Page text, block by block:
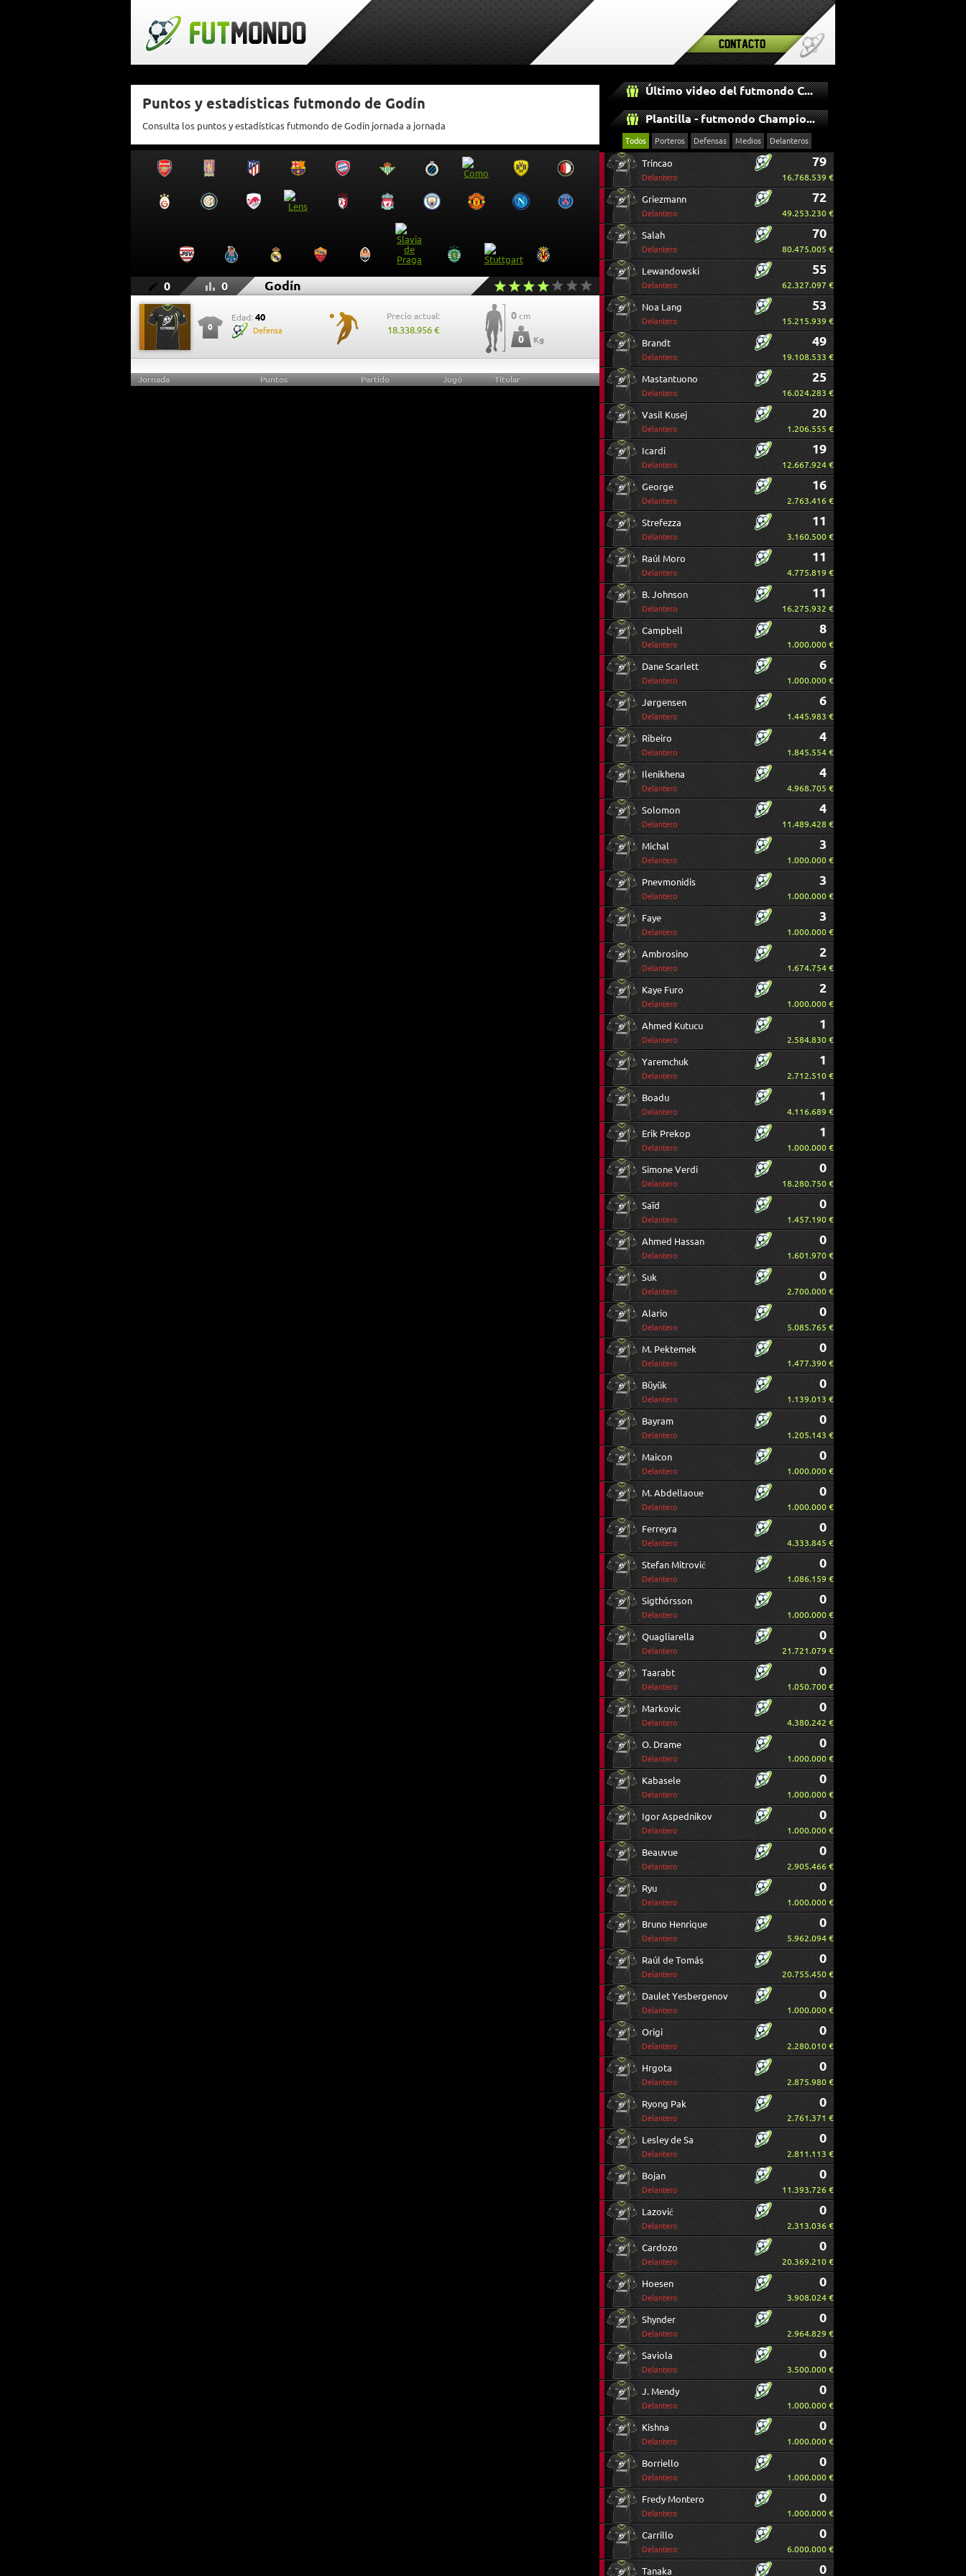
Contacto
Puntos y estadísticas futmondo de Godín
Consulta los puntos y estadísticas futmondo de Godín jornada a jornada
0 0 Godín
0
Edad: 40
Defensa
Precio actual:
18.338.956 €
0 cm
0 Kg
Jornada Puntos Partido Jugó Titular
Último video del futmondo Champions
Plantilla - futmondo Champions
Todos Porteros Defensas Medios Delanteros
Trincao
Delantero
79
16.768.539 €
Griezmann
Delantero
72
49.253.230 €
Salah
Delantero
70
80.475.005 €
Lewandowski
Delantero
55
62.327.097 €
Noa Lang
Delantero
53
15.215.939 €
Brandt
Delantero
49
19.108.533 €
Mastantuono
Delantero
25
16.024.283 €
Vasil Kusej
Delantero
20
1.206.555 €
Icardi
Delantero
19
12.667.924 €
George
Delantero
16
2.763.416 €
Strefezza
Delantero
11
3.160.500 €
Raúl Moro
Delantero
11
4.775.819 €
B. Johnson
Delantero
11
16.275.932 €
Campbell
Delantero
8
1.000.000 €
Dane Scarlett
Delantero
6
1.000.000 €
Jørgensen
Delantero
6
1.445.983 €
Ribeiro
Delantero
4
1.845.554 €
Ilenikhena
Delantero
4
4.968.705 €
Solomon
Delantero
4
11.489.428 €
Michal
Delantero
3
1.000.000 €
Pnevmonidis
Delantero
3
1.000.000 €
Faye
Delantero
3
1.000.000 €
Ambrosino
Delantero
2
1.674.754 €
Kaye Furo
Delantero
2
1.000.000 €
Ahmed Kutucu
Delantero
1
2.584.830 €
Yaremchuk
Delantero
1
2.712.510 €
Boadu
Delantero
1
4.116.689 €
Erik Prekop
Delantero
1
1.000.000 €
Simone Verdi
Delantero
0
18.280.750 €
Saïd
Delantero
0
1.457.190 €
Ahmed Hassan
Delantero
0
1.601.970 €
Suk
Delantero
0
2.700.000 €
Alario
Delantero
0
5.085.765 €
M. Pektemek
Delantero
0
1.477.390 €
Büyük
Delantero
0
1.139.013 €
Bayram
Delantero
0
1.205.143 €
Maicon
Delantero
0
1.000.000 €
M. Abdellaoue
Delantero
0
1.000.000 €
Ferreyra
Delantero
0
4.333.845 €
Stefan Mitrović
Delantero
0
1.086.159 €
Sigthórsson
Delantero
0
1.000.000 €
Quagliarella
Delantero
0
21.721.079 €
Taarabt
Delantero
0
1.050.700 €
Markovic
Delantero
0
4.380.242 €
O. Drame
Delantero
0
1.000.000 €
Kabasele
Delantero
0
1.000.000 €
Igor Aspednikov
Delantero
0
1.000.000 €
Beauvue
Delantero
0
2.905.466 €
Ryu
Delantero
0
1.000.000 €
Bruno Henrique
Delantero
0
5.962.094 €
Raúl de Tomás
Delantero
0
20.755.450 €
Daulet Yesbergenov
Delantero
0
1.000.000 €
Origi
Delantero
0
2.280.010 €
Hrgota
Delantero
0
2.875.980 €
Ryong Pak
Delantero
0
2.761.371 €
Lesley de Sa
Delantero
0
2.811.113 €
Bojan
Delantero
0
11.393.726 €
Lazović
Delantero
0
2.313.036 €
Cardozo
Delantero
0
20.369.210 €
Hoesen
Delantero
0
3.908.024 €
Shynder
Delantero
0
2.964.829 €
Saviola
Delantero
0
3.500.000 €
J. Mendy
Delantero
0
1.000.000 €
Kishna
Delantero
0
1.000.000 €
Borriello
Delantero
0
1.000.000 €
Fredy Montero
Delantero
0
1.000.000 €
Carrillo
Delantero
0
6.000.000 €
Tanaka 0